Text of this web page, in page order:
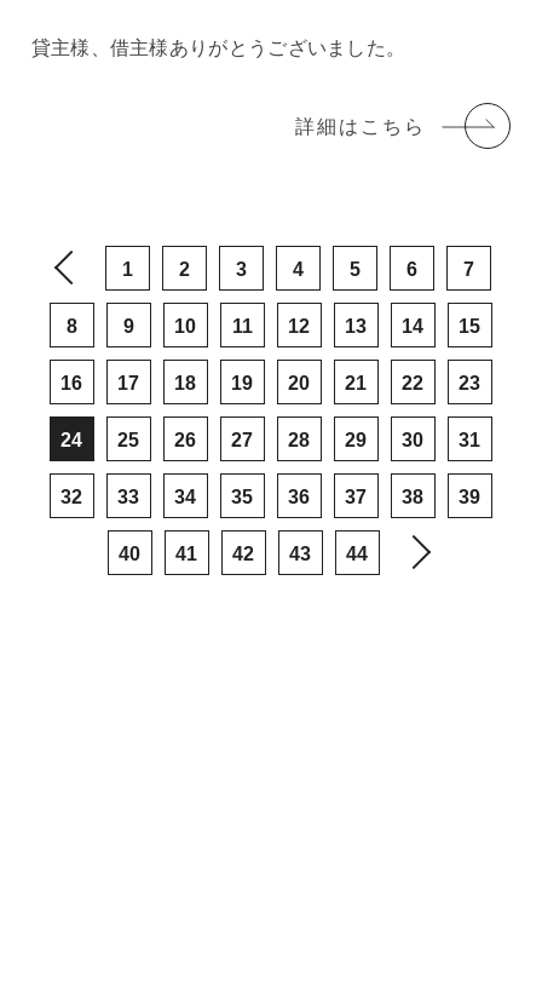
貸主様、借主様ありがとうございました。
詳細はこちら
1 2 3 4 5 6 7
8 9 10 11 12 13 14 15
16 17 18 19 20 21 22 23
24 25 26 27 28 29 30 31
32 33 34 35 36 37 38 39
40 41 42 43 44